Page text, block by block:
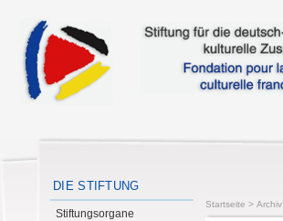
DIE STIFTUNG
Stiftungsorgane
Startseite > Archiv